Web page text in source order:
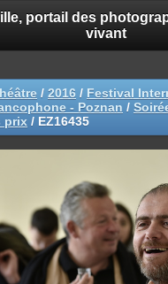
portail des
vivant
/ 2016 / Festival
- Poznan /
prix / EZ16435